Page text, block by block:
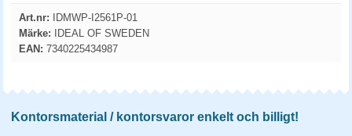
Art.nr: IDMWP-I2561P-01
Märke: IDEAL OF SWEDEN
EAN: 7340225434987
Kontorsmaterial / kontorsvaror enkelt och billigt!